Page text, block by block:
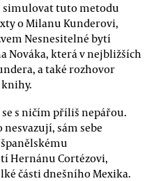
simulovat tuto metodu
o Milanu Kunderovi,
Nesnesitelné bytí
Nováka, která v nejbližších
a také rozhovor
s ničím příliš nepářou.
sám sebe
Hernánu Cortézovi,
části dnešního Mexika.